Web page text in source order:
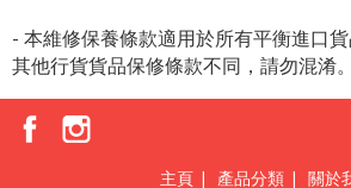
- 本維修保養條款適用於所有平衡進口
其他行貨貨品保修條款不同，請勿混淆。
主頁 | 產品分類 | 關於